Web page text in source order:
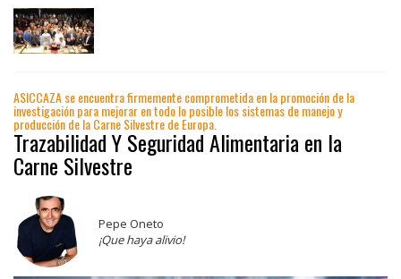
ASICCAZA se encuentra firmemente comprometida en la promoción de la
investigación para mejorar en todo lo posible los sistemas de manejo y
producción de la Carne Silvestre de Europa.
Trazabilidad Y Seguridad Alimentaria en la
Carne Silvestre
Pepe Oneto
¡Que haya alivio!